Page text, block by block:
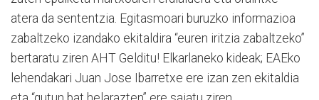
atera da sententzia. Egitasmoari buruzko informazioa
zabaltzeko izandako ekitaldira “euren iritzia zabaltzeko”
bertaratu ziren AHT Gelditu! Elkarlaneko kideak; EAEko
lehendakari Juan Jose Ibarretxe ere izan zen ekitaldia